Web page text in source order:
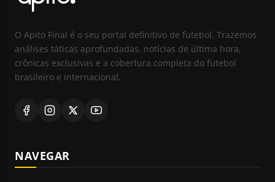
O Apito Final é o seu portal definitivo de futebol. Trazemos
análises táticas aprofundadas, notícias de última hora,
crônicas exclusivas e a cobertura completa do futebol
brasileiro e internacional.
NAVEGAR